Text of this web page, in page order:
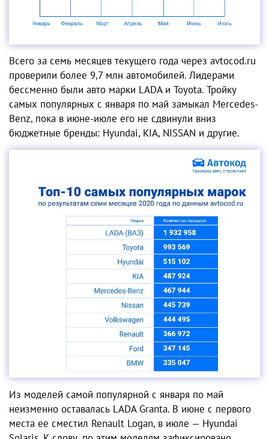
Всего за семь месяцев текущего года через avtocod.ru
проверили более 9,7 млн автомобилей. Лидерами
бессменно были авто марки LADA и Toyota. Тройку
самых популярных с января по май замыкал Mercedes-
Benz, пока в июне-июле его не сдвинули вниз
бюджетные бренды: Hyundai, KIA, NISSAN и другие.
Из моделей самой популярной с января по май
неизменно оставалась LADA Granta. В июне с первого
места ее сместил Renault Logan, в июле — Hyundai